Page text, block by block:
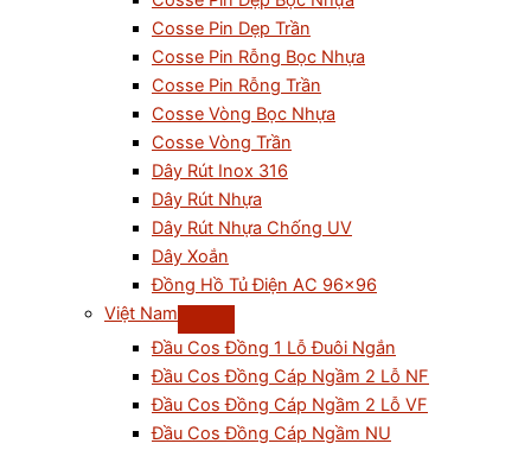
Cosse Pin Dẹp Trần
Cosse Pin Rỗng Bọc Nhựa
Cosse Pin Rỗng Trần
Cosse Vòng Bọc Nhựa
Cosse Vòng Trần
Dây Rút Inox 316
Dây Rút Nhựa
Dây Rút Nhựa Chống UV
Dây Xoắn
Đồng Hồ Tủ Điện AC 96×96
Việt Nam
Đầu Cos Đồng 1 Lỗ Đuôi Ngắn
Đầu Cos Đồng Cáp Ngầm 2 Lỗ NF
Đầu Cos Đồng Cáp Ngầm 2 Lỗ VF
Đầu Cos Đồng Cáp Ngầm NU